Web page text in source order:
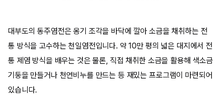
대부도의 동주염전은 옹기 조각을 바닥에 깔아 소금을 채취하는 전
통 방식을 고수하는 천일염전입니다. 약 10만 평의 넓은 대지에서 전
통 제염 방식을 배우는 것은 물론, 직접 채취한 소금을 활용해 색소금
기둥을 만들거나 천연비누를 만드는 등 재밌는 프로그램이 마련되어
있습니다.